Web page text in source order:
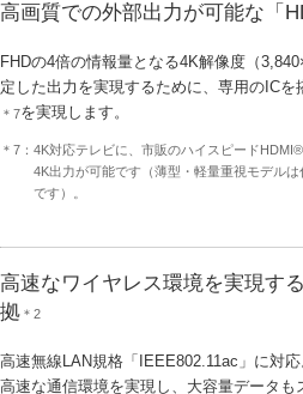
高画質での外部出力が可能な「
FHDの4倍の情報量となる4K解像度（
定した出力を実現するために、専用のIC
＊7を実現します。
＊7：4K対応テレビに、市販のハイスピード
4K出力が可能です（薄型・軽量重視モデル
です）。
高速なワイヤレス環境を実現す
拠 ＊2
高速無線LAN規格「IEEE802.11ac」に対
高速な通信環境を実現し、大容量データも